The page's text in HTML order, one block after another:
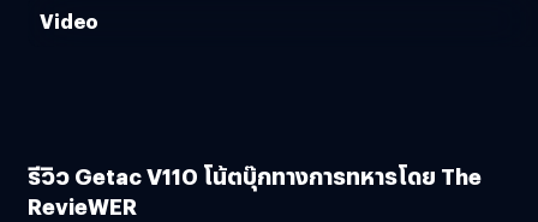
Video
รีวิว Getac V110 โน้ตบุ๊กทางการทหารโดย The
RevieWER